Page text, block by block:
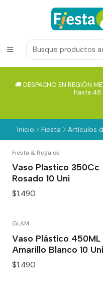
🚚 DESPACHO EN REGIÓN
hasta 48
Inicio Fiesta Artículos
Fiesta & Regalos
Vaso Plastico 350Cc
Rosado 10 Uni
$1.490
GLAM
Vaso Plástico 450ML
Amarillo Blanco 10 Uni
$1.490